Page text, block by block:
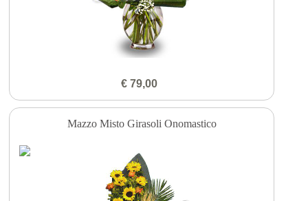
€ 79,00
Mazzo Misto Girasoli Onomastico